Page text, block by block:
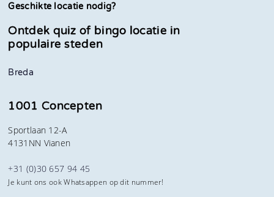
Geschikte locatie nodig?
Ontdek quiz of bingo locatie in
populaire steden
Breda
1001 Concepten
Sportlaan 12-A
4131NN Vianen
+31 (0)30 657 94 45
Je kunt ons ook Whatsappen op dit nummer!